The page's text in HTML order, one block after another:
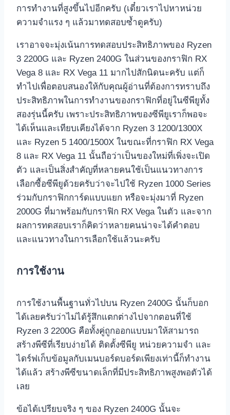
การทำงานที่สูงขึ้นไปอีกครับ (เดี๋ยวเราไปหาหน่วย
ความจำแรง ๆ แล้วมาทดสอบซ้ำดูครับ)
เราอาจจะมุ่งเน้นการทดสอบประสิทธิภาพของ Ryzen
3 2200G และ Ryzen 2400G ในส่วนของกราฟิก RX
Vega 8 และ RX Vega 11 มากไปสักนิดนะครับ แต่ก็
ทำไปเพื่อตอบสนองให้กับคุณผู้อ่านที่ต้องการทราบถึง
ประสิทธิภาพในการทำงานของกราฟิกที่อยู่ในซีพียูทั้ง
สองรุ่นนี้ครับ เพราะประสิทธิภาพของซีพียูเราก็พอจะ
ได้เห็นและเทียบเคียงได้จาก Ryzen 3 1200/1300X
และ Ryzen 5 1400/1500X ในขณะที่กราฟิก RX Vega
8 และ RX Vega 11 นั้นถือว่าเป็นของใหม่ที่เพิ่งจะเปิด
ตัว และเป็นสิ่งสำคัญที่หลายคนใช้เป็นแนวทางการ
เลือกซื้อซีพียูด้วยครับว่าจะไปใช้ Ryzen 1000 Series
ร่วมกับกราฟิกการ์ดแบบแยก หรือจะมุ่งมาที่ Ryzen
2000G ที่มาพร้อมกับกราฟิก RX Vega ในตัว และจาก
ผลการทดสอบเราก็คิดว่าหลายคนน่าจะได้คำตอบ
และแนวทางในการเลือกใช้แล้วนะครับ
การใช้งาน
การใช้งานพื้นฐานทั่วไปบน Ryzen 2400G นั้นก็บอก
ได้เลยครับว่าไม่ได้รู้สึกแตกต่างไปจากตอนที่ใช้
Ryzen 3 2200G คือทั้งคู่ถูกออกแบบมาให้สามารถ
สร้างพีซีที่เรียบง่ายได้ ติดตั้งซีพียู หน่วยความจำ และ
ไดร์ฟเก็บข้อมูลกับเมนบอร์ดบอร์ดเพียงเท่านี้ก็ทำงาน
ได้แล้ว สร้างพีซีขนาดเล็กที่มีประสิทธิภาพสูงพอตัวได้
เลย
ข้อได้เปรียบจริง ๆ ของ Ryzen 2400G นั้นจะ